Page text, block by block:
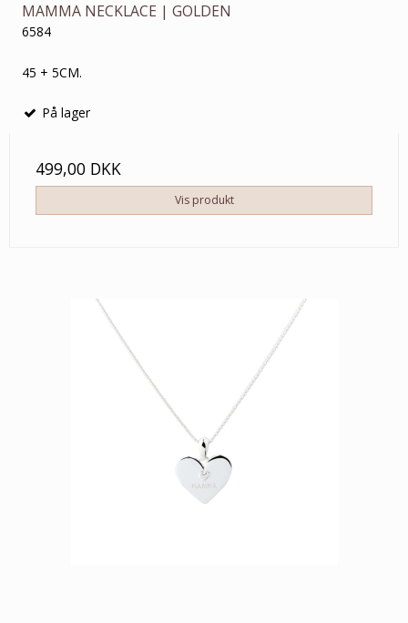
MAMMA NECKLACE | GOLDEN
6584
45 + 5CM.
På lager
499,00 DKK
Vis produkt